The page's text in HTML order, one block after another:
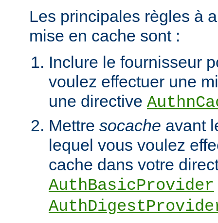
Les principales règles à
mise en cache sont :
Inclure le fournisseur
voulez effectuer une
une directive
Mettre socache avant
lequel vous voulez
cache dans votre
AuthBasicProvider